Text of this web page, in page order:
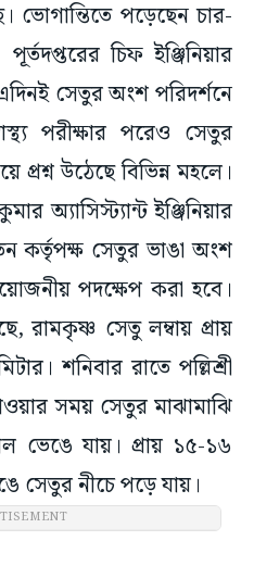
ভোগান্তিতে পড়েছেন চার-
চিফ ইঞ্জিনিয়ার
সেতুর অংশ পরিদর্শনে
পরীক্ষার পরেও সেতুর
প্রশ্ন উঠেছে বিভিন্ন মহলে।
অ্যাসিস্ট্যান্ট ইঞ্জিনিয়ার
কর্তৃপক্ষ সেতুর ভাঙা অংশ
পদক্ষেপ করা হবে।
রামকৃষ্ণ সেতু লম্বায় প্রায়
শনিবার রাতে পল্লিশ্রী
সময় সেতুর মাঝামাঝি
ভেঙে যায়। প্রায় ১৫-১৬
সেতুর নীচে পড়ে যায়।